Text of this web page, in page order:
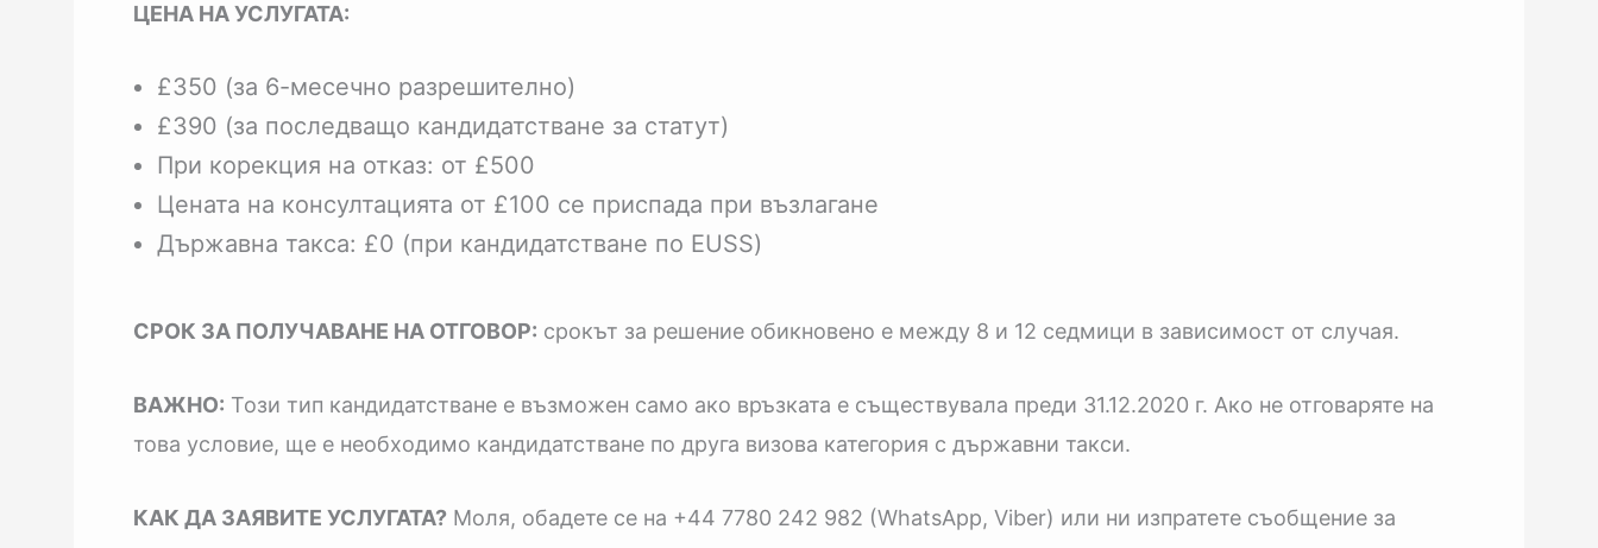
ЦЕНА НА УСЛУГАТА:
£350 (за 6-месечно разрешително)
£390 (за последващо кандидатстване за статут)
При корекция на отказ: от £500
Цената на консултацията от £100 се приспада при възлагане
Държавна такса: £0 (при кандидатстване по EUSS)
СРОК ЗА ПОЛУЧАВАНЕ НА ОТГОВОР: срокът за решение обикновено е между 8 и 12 седмици в зависимост от случая.
ВАЖНО: Този тип кандидатстване е възможен само ако връзката е съществувала преди 31.12.2020 г. Ако не отговаряте на
това условие, ще е необходимо кандидатстване по друга визова категория с държавни такси.
КАК ДА ЗАЯВИТЕ УСЛУГАТА? Моля, обадете се на +44 7780 242 982 (WhatsApp, Viber) или ни изпратете съобщение за